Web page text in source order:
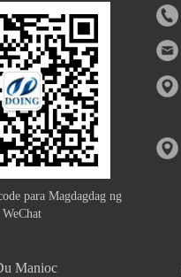
para Magdagdag ng
WeChat
Manioc